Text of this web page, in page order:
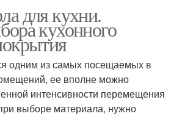
для кухни.
кухонного
одним из самых посещаемых в
ее вполне можно
интенсивности перемещения
выборе материала, нужно